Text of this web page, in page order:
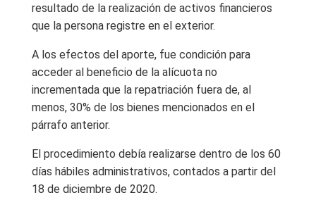
resultado de la realización de activos financieros
que la persona registre en el exterior.
A los efectos del aporte, fue condición para
acceder al beneficio de la alícuota no
incrementada que la repatriación fuera de, al
menos, 30% de los bienes mencionados en el
párrafo anterior.
El procedimiento debía realizarse dentro de los 60
días hábiles administrativos, contados a partir del
18 de diciembre de 2020.